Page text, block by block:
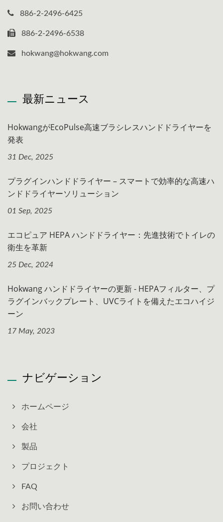
886-2-2496-6425
886-2-2496-6538
hokwang@hokwang.com
最新ニュース
HokwangがEcoPulse高速ブラシレスハンドドライヤーを
発表
31 Dec, 2025
プラグインハンドドライヤー – スマートで効率的な高速ハ
ンドドライヤーソリューション
01 Sep, 2025
エコピュア HEPA ハンドドライヤー：先進技術でトイレの
衛生を革新
25 Dec, 2024
Hokwang ハンドドライヤーの更新 - HEPAフィルター、プ
ラグインバックプレート、UVCライトを備えたエコハイジ
ーン
17 May, 2023
ナビゲーション
ホームページ
会社
製品
プロジェクト
FAQ
お問い合わせ